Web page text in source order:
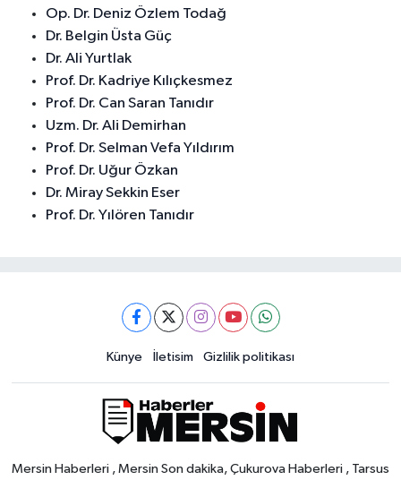
Op. Dr. Deniz Özlem Todağ
Dr. Belgin Üsta Güç
Dr. Ali Yurtlak
Prof. Dr. Kadriye Kılıçkesmez
Prof. Dr. Can Saran Tanıdır
Uzm. Dr. Ali Demirhan
Prof. Dr. Selman Vefa Yıldırım
Prof. Dr. Uğur Özkan
Dr. Miray Sekkin Eser
Prof. Dr. Yılören Tanıdır
Künye İletisim Gizlilik politikası
Mersin Haberleri , Mersin Son dakika, Çukurova Haberleri , Tarsus